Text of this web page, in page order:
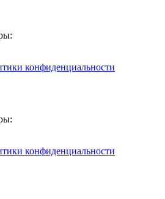
конфиденциальности
конфиденциальности